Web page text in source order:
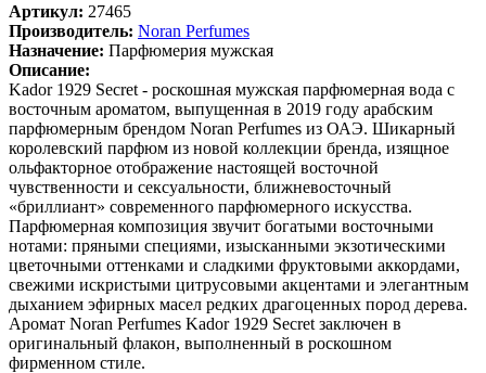
Артикул: 27465
Производитель: Noran Perfumes
Назначение: Парфюмерия мужская
Описание:
Kador 1929 Secret - роскошная мужская парфюмерная вода с
восточным ароматом, выпущенная в 2019 году арабским
парфюмерным брендом Noran Perfumes из ОАЭ. Шикарный
королевский парфюм из новой коллекции бренда, изящное
ольфакторное отображение настоящей восточной
чувственности и сексуальности, ближневосточный
«бриллиант» современного парфюмерного искусства.
Парфюмерная композиция звучит богатыми восточными
нотами: пряными специями, изысканными экзотическими
цветочными оттенками и сладкими фруктовыми аккордами,
свежими искристыми цитрусовыми акцентами и элегантным
дыханием эфирных масел редких драгоценных пород дерева.
Аромат Noran Perfumes Kador 1929 Secret заключен в
оригинальный флакон, выполненный в роскошном
фирменном стиле.